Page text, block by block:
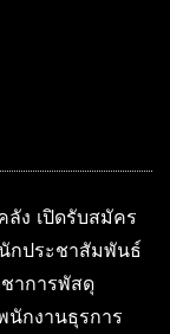
ลัง เปิดรับสมัคร
กประชาสัมพันธ์
าการพัสดุ
นักงานธุรการ